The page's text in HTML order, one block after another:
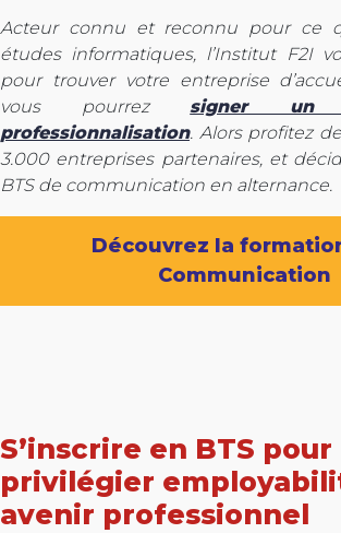
Acteur connu et reconnu pour ce
études informatiques, l’Institut F2I
pour trouver votre entreprise
vous pourrezsigner un
professionnalisation. Alors profitez
3.000 entreprises partenaires, et
BTS de communication en alternance.
Découvrez la
Communication
S’inscrire en BTS pour
privilégier
avenir professionnel